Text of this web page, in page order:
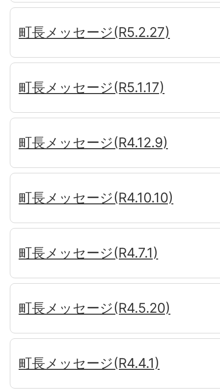
町長メッセージ(R5.2.27)
町長メッセージ(R5.1.17)
町長メッセージ(R4.12.9)
町長メッセージ(R4.10.10)
町長メッセージ(R4.7.1)
町長メッセージ(R4.5.20)
町長メッセージ(R4.4.1)